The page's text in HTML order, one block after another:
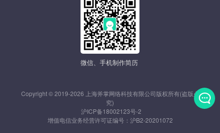
微信、手机制作简历
Copyright © 2019-2026 上海斧掌网络科技有限公司版权所有(盗版必
究)
沪ICP备18002123号-2
增值电信业务经营许可证编号： 沪B2-20201072